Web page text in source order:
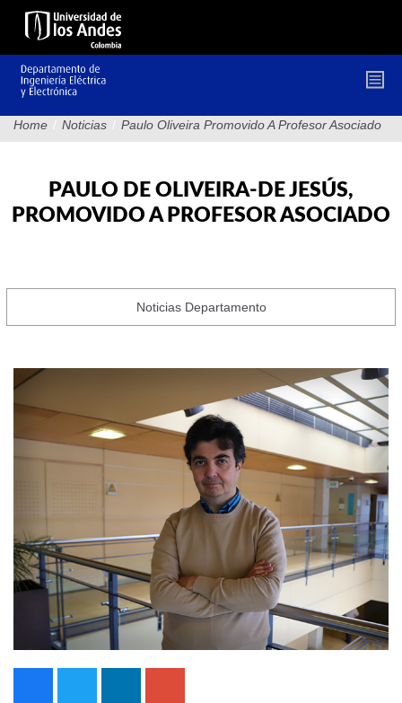
Pasar
contenido
principal
Home / Noticias / Paulo Oliveira Promovido A Profesor Asociado
PAULO DE OLIVEIRA-DE JESÚS,
PROMOVIDO A PROFESOR ASOCIADO
Noticias Departamento